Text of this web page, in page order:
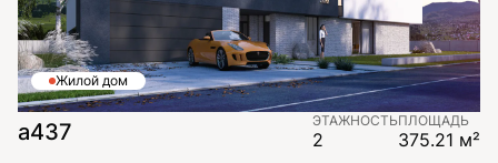
Жилой дом
а437 ЭТАЖНОСТЬ
2
ПЛОЩАДЬ
375.21 м²